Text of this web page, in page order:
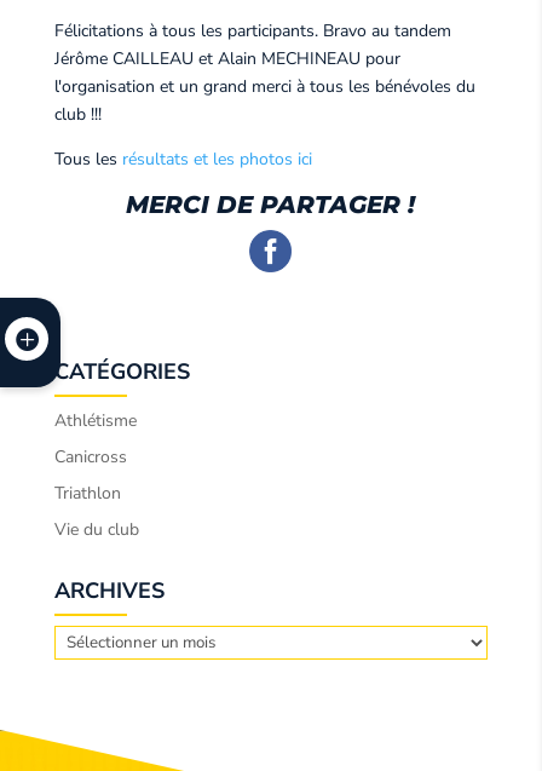
Félicitations à tous les participants. Bravo au tandem
Jérôme CAILLEAU et Alain MECHINEAU pour
l'organisation et un grand merci à tous les bénévoles du
club !!!
Tous les résultats et les photos ici
MERCI DE PARTAGER !
CATÉGORIES
Athlétisme
Canicross
Triathlon
Vie du club
ARCHIVES
Archives